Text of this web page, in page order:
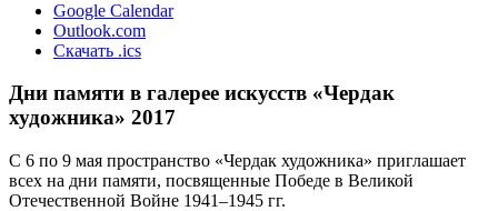
Google Calendar
Outlook.com
Скачать .ics
Дни памяти в галерее искусств «Чердак
художника» 2017
С 6 по 9 мая пространство «Чердак художника» приглашает
всех на дни памяти, посвященные Победе в Великой
Отечественной Войне 1941–1945 гг.